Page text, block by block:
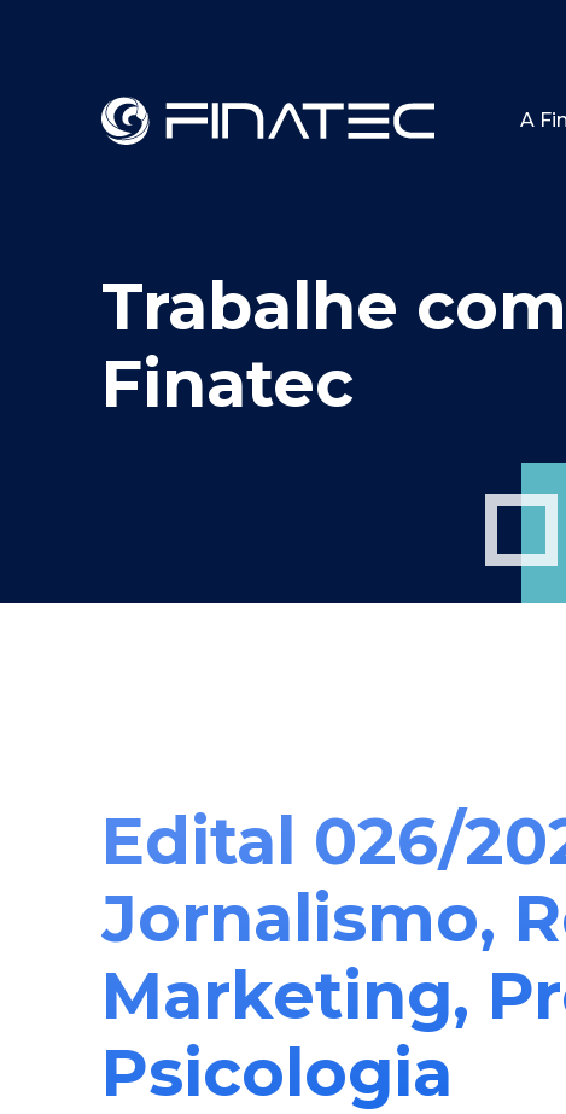
A
Trabalhe
Finatec
Edital 026/
Jornalismo,
Marketing,
Psicologia